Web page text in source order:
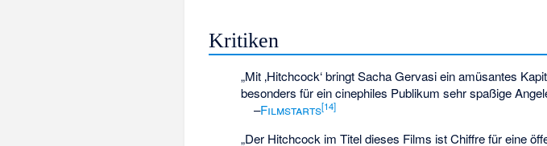
Kritiken
„Mit ‚Hitchcock‘ bringt Sacha Gervasi ein amüsantes
besonders für ein cinephiles Publikum sehr spaßige
–Filmstarts[14]
„Der Hitchcock im Titel dieses Films ist Chiffre für eine